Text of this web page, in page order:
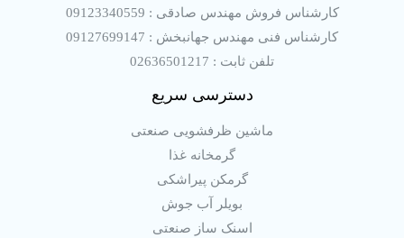
کارشناس فروش مهندس صادقی : 09123340559
کارشناس فنی مهندس جهانبخش : 09127699147
تلفن ثابت : 02636501217
دسترسی سریع
ماشین ظرفشویی صنعتی
گرمخانه غذا
گرمکن پیراشکی
بویلر آب جوش
اسنک ساز صنعتی